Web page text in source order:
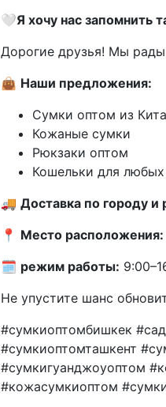
🤍Я хочу нас запомнить
Дорогие друзья! Мы
👜 Наши предложения:
Сумки оптом из
Кожаные сумки
Рюкзаки оптом
Кошельки для
🚚 Доставка по городу и
📍 Место расположения:
🗓 режим работы:
Не упустите шанс
#сумкиоптомбишкек
#сумкиоптомташкент
#сумкигуанджоуоптом
#кожасумкиоптом